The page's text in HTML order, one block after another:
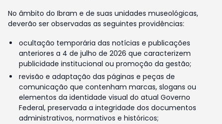
No âmbito do Ibram e de suas unidades museológicas,
deverão ser observadas as seguintes providências:
ocultação temporária das notícias e publicações
anteriores a 4 de julho de 2026 que caracterizem
publicidade institucional ou promoção da gestão;
revisão e adaptação das páginas e peças de
comunicação que contenham marcas, slogans ou
elementos da identidade visual do atual Governo
Federal, preservada a integridade dos documentos
administrativos, normativos e históricos;